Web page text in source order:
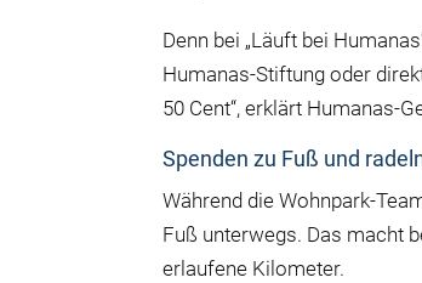
Denn bei „Läuft bei
Humanas-Stiftung oder
50 Cent“, erklärt Humanas-
Spenden zu Fuß und
Während die Wohnpark-
Fuß unterwegs. Das macht
erlaufene Kilometer.